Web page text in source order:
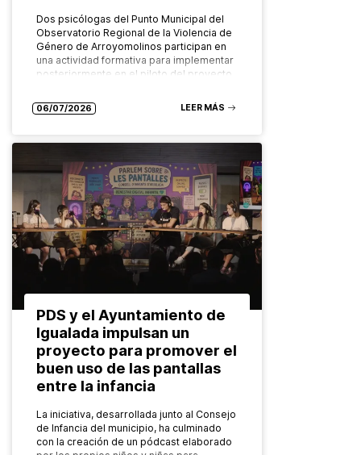
Dos psicólogas del Punto Municipal del
Observatorio Regional de la Violencia de
Género de Arroyomolinos participan en
una actividad formativa para implementar
posteriormente en el piloto del proyecto
06/07/2026 LEER MÁS
PDS y el Ayuntamiento de
Igualada impulsan un
proyecto para promover el
buen uso de las pantallas
entre la infancia
La iniciativa, desarrollada junto al Consejo
de Infancia del municipio, ha culminado
con la creación de un pódcast elaborado